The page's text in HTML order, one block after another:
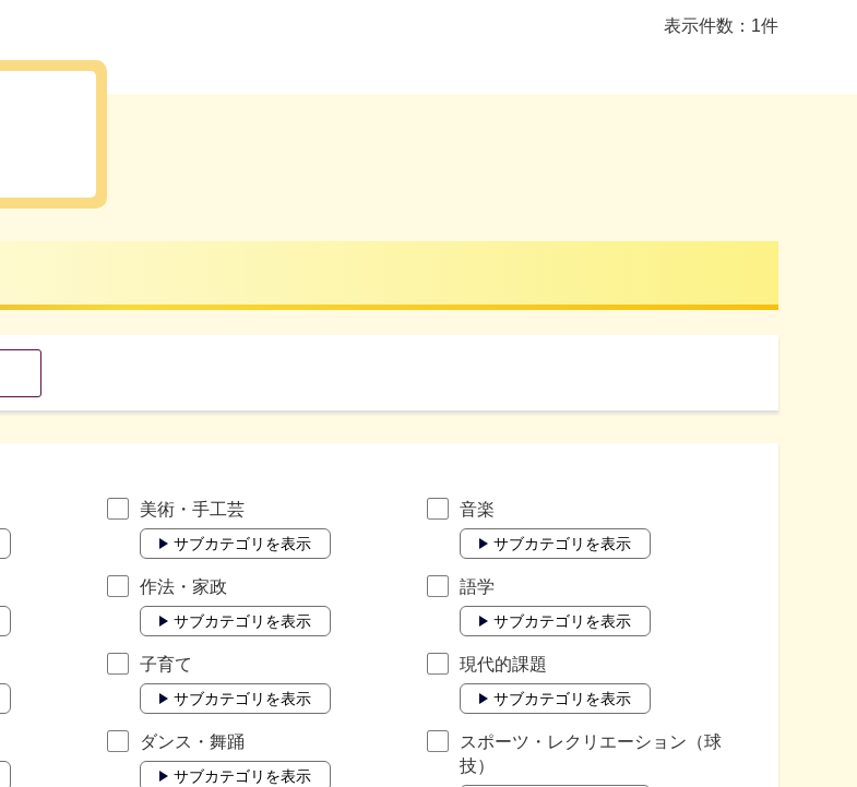
表示件数：1件
美術・手工芸
サブカテゴリを表示
音楽
サブカテゴリを表示
作法・家政
サブカテゴリを表示
語学
サブカテゴリを表示
子育て
サブカテゴリを表示
現代的課題
サブカテゴリを表示
ダンス・舞踊
サブカテゴリを表示
スポーツ・レクリエーション（球
技）